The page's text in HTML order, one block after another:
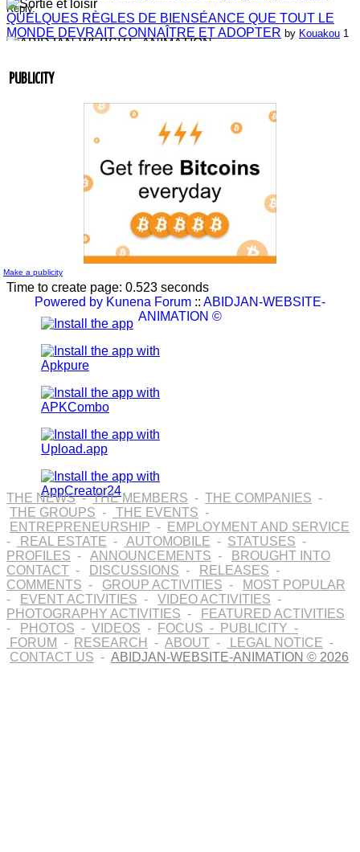
Reply.
QUELQUES RÈGLES DE BIENSÉANCE QUE TOUT LE
MONDE DEVRAIT CONNAÎTRE ET ADOPTER by Kouakou 1
ANIMATION
Laissez-nous vos commentaires
La carte d'affaire by Jean-Guillaume Bilé
L'album document administratif est maintenant en vedette sur
Nouvelle Communauté - Marketing
PUBLICITY
Make a publicity
Time to create page: 0.523 seconds
Powered by Kunena Forum :: ABIDJAN-WEBSITE-
ANIMATION ©
THE NEWS-THE MEMBERS - THE COMPANIES -
THE GROUPS - THE EVENTS -
ENTREPRENEURSHIP -
EMPLOYMENT AND SERVICE
-
REAL ESTATE - AUTOMOBILE - STATUSES -
PROFILES - ANNOUNCEMENTS -
BROUGHT INTO
CONTACT - DISCUSSIONS - RELEASES -
COMMENTS - GROUP ACTIVITIES -
MOST POPULAR
-
EVENT ACTIVITIES - VIDEO ACTIVITIES -
PHOTOGRAPHY ACTIVITIES -
FEATURED ACTIVITIES
-
PHOTOS - VIDEOS - FOCUS - PUBLICITY -
FORUM - RESEARCH - ABOUT - LEGAL NOTICE -
CONTACT US - ABIDJAN-WEBSITE-ANIMATION © 2026